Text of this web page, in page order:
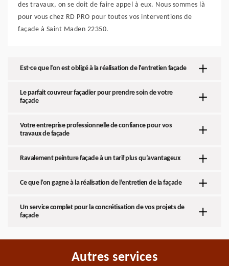
des travaux, on se doit de faire appel à eux. Nous sommes là
pour vous chez RD PRO pour toutes vos interventions de
façade à Saint Maden 22350.
Est-ce que l’on est obligé à la réalisation de l’entretien façade
Le parfait couvreur façadier pour prendre soin de votre
façade
Votre entreprise professionnelle de confiance pour vos
travaux de façade
Ravalement peinture façade à un tarif plus qu’avantageux
Ce que l’on gagne à la réalisation de l’entretien de la façade
Un service complet pour la concrétisation de vos projets de
façade
Autres services